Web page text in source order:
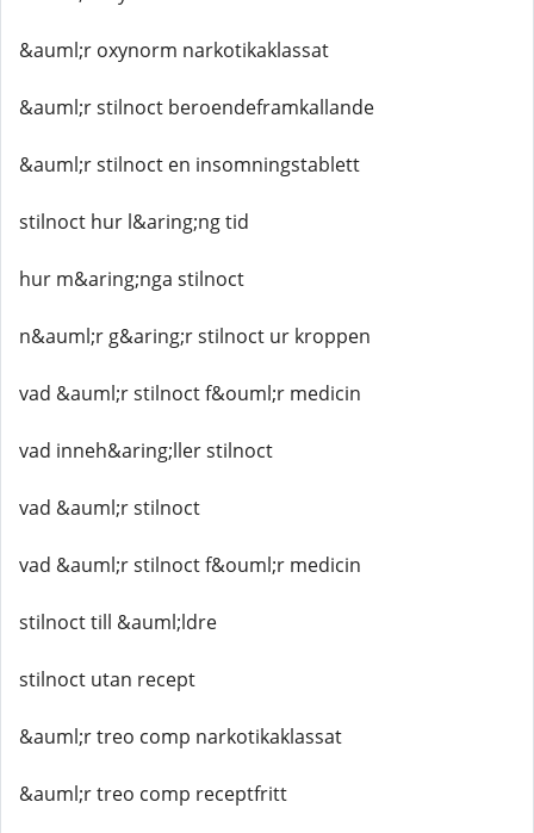
&auml;r oxynorm narkotikaklassat
&auml;r stilnoct beroendeframkallande
&auml;r stilnoct en insomningstablett
stilnoct hur l&aring;ng tid
hur m&aring;nga stilnoct
n&auml;r g&aring;r stilnoct ur kroppen
vad &auml;r stilnoct f&ouml;r medicin
vad inneh&aring;ller stilnoct
vad &auml;r stilnoct
vad &auml;r stilnoct f&ouml;r medicin
stilnoct till &auml;ldre
stilnoct utan recept
&auml;r treo comp narkotikaklassat
&auml;r treo comp receptfritt